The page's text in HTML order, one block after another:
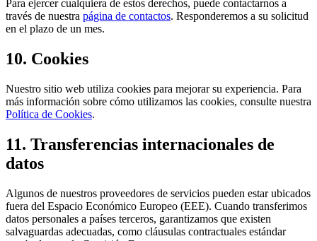
Para ejercer cualquiera de estos derechos, puede contactarnos a
través de nuestra página de contactos. Responderemos a su solicitud
en el plazo de un mes.
10. Cookies
Nuestro sitio web utiliza cookies para mejorar su experiencia. Para
más información sobre cómo utilizamos las cookies, consulte nuestra
Política de Cookies.
11. Transferencias internacionales de
datos
Algunos de nuestros proveedores de servicios pueden estar ubicados
fuera del Espacio Económico Europeo (EEE). Cuando transferimos
datos personales a países terceros, garantizamos que existen
salvaguardas adecuadas, como cláusulas contractuales estándar